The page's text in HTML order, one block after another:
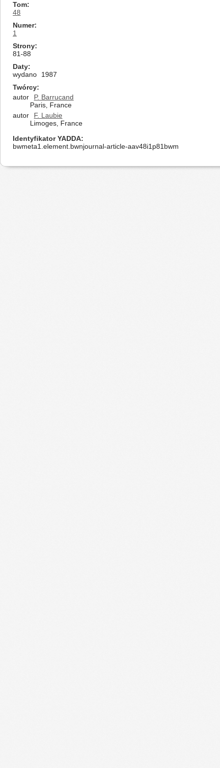
Tom
48
Numer
1
Strony
81-88
Daty
wydano
1987
Twórcy
autor
P. Barrucand
Paris, France
autor
F. Laubie
Limoges, France
Identyfikator YADDA
bwmeta1.element.bwnjournal-article-aav48i1p81bwm